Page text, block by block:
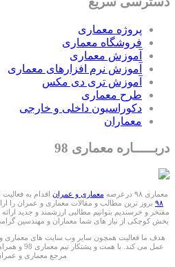
پروژه معماری
فروشگاه معماری
آموزش معماری
آموزش نرم افزارهای معماری
آموزش تری دی مکس
طرح معماری
دکوراسیون داخلی و خارجی
معماران
دربـــــاره معماری 98
معماری ۹۸ درعرصه معماری و عمران اقدام به
۹۸ بروز ترین مطالب و مقالات معماری و عمران را
مفتخر و خرسندیم بتوانیم مطالبی ارزشمند و جدید
بخش کوچکی از نیاز های شما معماران و مهندسین
عمل می کند.
مرجع معماری و